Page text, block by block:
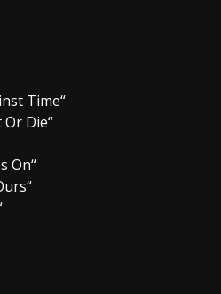
Time“
Or Die“
On“